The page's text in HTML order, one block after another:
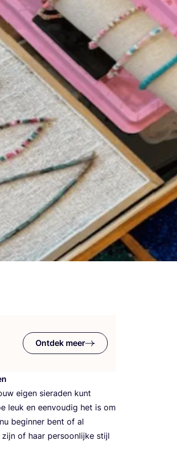
Ontdek meer
eigen sie­ra­den kunt
leuk en een­vou­dig het is om
begin­ner bent of al
of haar per­soon­lij­ke stijl